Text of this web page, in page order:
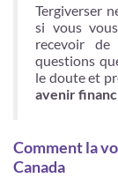
Tergiverser
si vous
recevoir de
questions
le doute et
avenir
Comment la
Canada